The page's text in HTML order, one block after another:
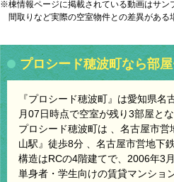
※棟情報ページに掲載されている動画はサン
間取りなど実際の空室物件との差異がある
プロシード穂波町なら部
『プロシード穂波町』は愛知県
月07日時点で空室が残り3部屋とな
プロシード穂波町は 、名古屋市
山駅』徒歩8分 、名古屋市営地下
構造はRCの4階建てで、2006年3
単身者・学生向けの賃貸マンショ